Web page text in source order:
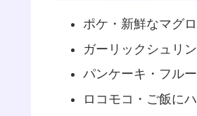
ポケ・新鮮なマグ
ガーリックシュリ
パンケーキ・フル
ロコモコ・ご飯に